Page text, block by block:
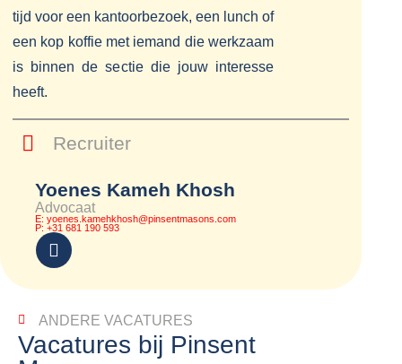
tijd voor een kantoorbezoek, een lunch of
een kop koffie met iemand die werkzaam
is binnen de sectie die jouw interesse
heeft.
Recruiter
Yoenes Kameh Khosh
Advocaat
E: yoenes.kamehkhosh@pinsentmasons.com
P: +31 681 190 593
ANDERE VACATURES
Vacatures bij Pinsent